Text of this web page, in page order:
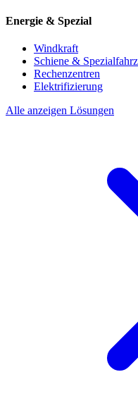
Energie & Spezial
Windkraft
Schiene &
Rechenzentren
Elektrifizierung
Alle anzeigen Lösungen